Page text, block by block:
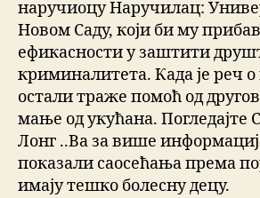
наручиоцу Наручилац:
Новом Саду, који би му
ефикасности у заштити
криминалитета. Када је реч
остали траже помоћ од
мање од укућана. Погледајте
Лонг ..Ва за више
показали саосећања према
имају тешко болесну децу.